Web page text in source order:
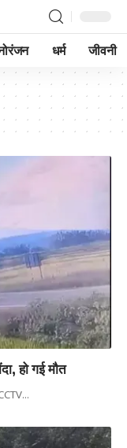
धर्म जीवनी
हो गई मौत
…